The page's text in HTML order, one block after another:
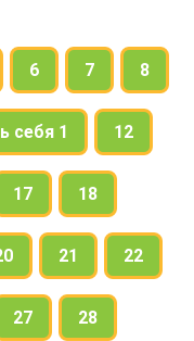
6 7 8
себя 1 12
17 18
21 22
27 28